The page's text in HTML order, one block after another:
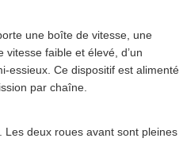
une boîte de vitesse, une
faible et élevé, d’un
essieux. Ce dispositif est alimenté
par chaîne.
Les deux roues avant sont pleines